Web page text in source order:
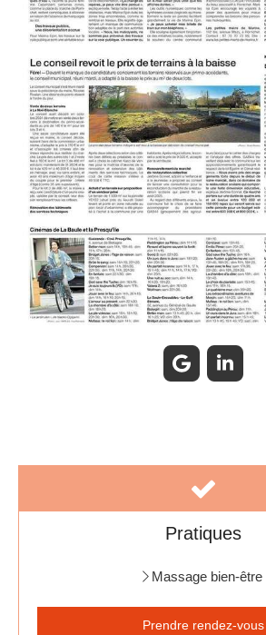
Pratiques
Massage bien-être
Prendre rendez-vous